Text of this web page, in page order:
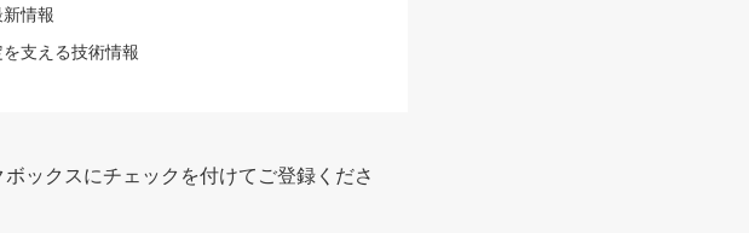
情報
支える技術情報
ックスにチェックを付けてご登録くださ